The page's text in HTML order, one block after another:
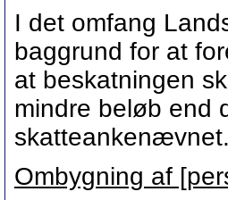
I det omfang
baggrund for at
at beskatningen
mindre beløb end
skatteankenævnet.
Ombygning af